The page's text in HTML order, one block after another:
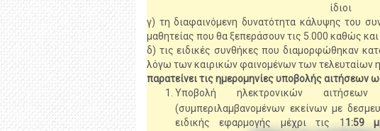
ίδιοι
γ) τη διαφαινόμενη δυνατότητα κάλυψης του
μαθητείας που θα ξεπεράσουν τις 5.000 καθώς και
δ) τις ειδικές συνθήκες που διαμορφώθηκαν
λόγω των καιρικών φαινομένων των τελευταίων
παρατείνει τις ημερομηνίες υποβολής αιτήσεων
Υποβολή ηλεκτρονικών αιτήσεων
(συμπεριλαμβανομένων εκείνων με
ειδικής εφαρμογής μέχρι τις 1 1:59